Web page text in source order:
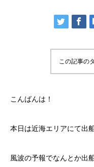
この記事の
こんばんは！
本日は近海エリアにて出
風波の予報でなんとか出